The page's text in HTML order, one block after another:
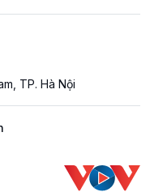
TP. Hà Nội